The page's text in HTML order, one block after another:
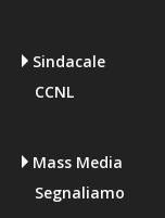
Sindacale
CCNL
Mass Media
Segnaliamo